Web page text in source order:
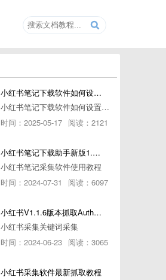
小红书笔记下载软件如何设置浏览器路径
小红书笔记下载软件如何设置浏览器路径
时间：2025-05-17 阅读：2121
小红书笔记下载助手新版1.1.7版本使用教程
小红书笔记采集软件使用教程
时间：2024-07-31
阅读：6097
小红书V1.1.6版本抓取AuthorId最新教程
小红书采集关键词采集
时间：2024-06-23 阅读：3065
小红书采集软件最新抓取教程